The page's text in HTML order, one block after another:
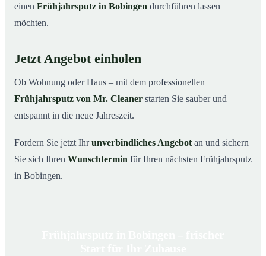
einen Frühjahrsputz in Bobingen durchführen lassen
möchten.
Jetzt Angebot einholen
Ob Wohnung oder Haus – mit dem professionellen
Frühjahrsputz von Mr. Cleaner starten Sie sauber und
entspannt in die neue Jahreszeit.
Fordern Sie jetzt Ihrunverbindliches Angebot an und sichern
Sie sich Ihren Wunschtermin für Ihren nächsten Frühjahrsputz
in Bobingen.